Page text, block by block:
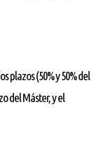
plazos (50% y 50% del
del Máster, y el